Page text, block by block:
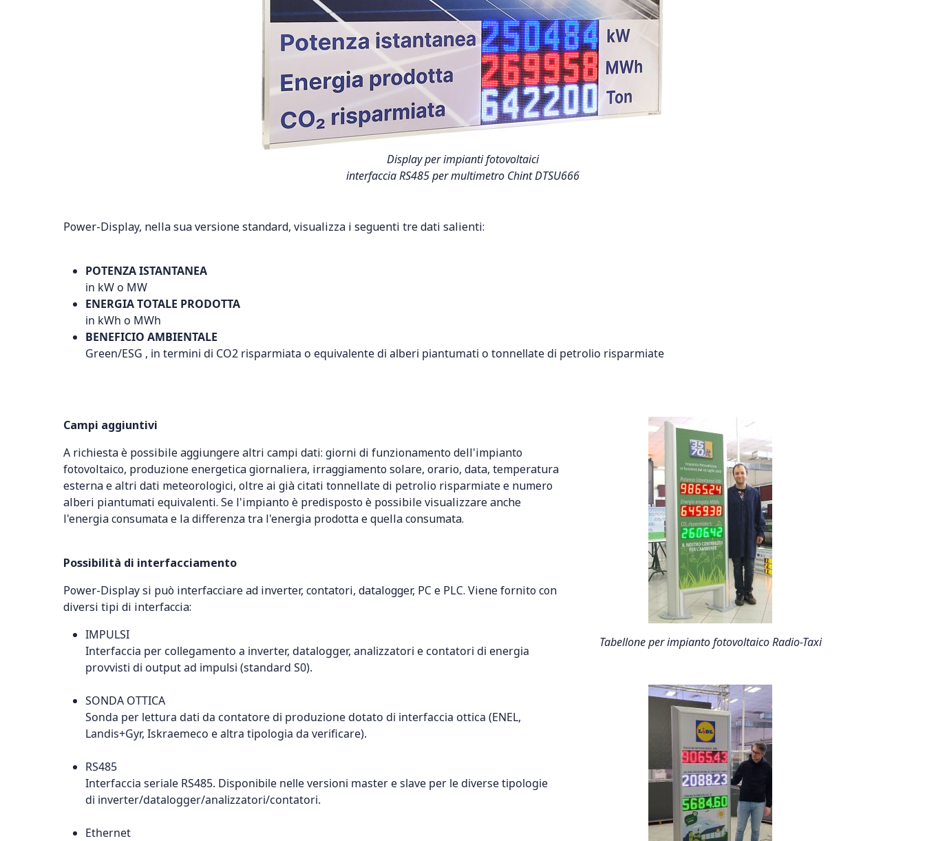
Display per impianti fotovoltaici
interfaccia RS485 per multimetro Chint DTSU666
Power-Display, nella sua versione standard, visualizza i seguenti tre dati salienti:
POTENZA ISTANTANEA
in kW o MW
ENERGIA TOTALE PRODOTTA
in kWh o MWh
BENEFICIO AMBIENTALE
Green/ESG , in termini di CO2 risparmiata o equivalente di alberi piantumati o tonnellate di petrolio risparmiate
Campi aggiuntivi
A richiesta è possibile aggiungere altri campi dati: giorni di funzionamento dell'impianto
fotovoltaico, produzione energetica giornaliera, irraggiamento solare, orario, data, temperatura
esterna e altri dati meteorologici, oltre ai già citati tonnellate di petrolio risparmiate e numero
alberi piantumati equivalenti. Se l'impianto è predisposto è possibile visualizzare anche
l'energia consumata e la differenza tra l'energia prodotta e quella consumata.
Possibilità di interfacciamento
Power-Display si può interfacciare ad inverter, contatori, datalogger, PC e PLC. Viene fornito con
diversi tipi di interfaccia:
IMPULSI
Interfaccia per collegamento a inverter, datalogger, analizzatori e contatori di energia
provvisti di output ad impulsi (standard S0).
SONDA OTTICA
Sonda per lettura dati da contatore di produzione dotato di interfaccia ottica (ENEL,
Landis+Gyr, Iskraemeco e altra tipologia da verificare).
RS485
Interfaccia seriale RS485. Disponibile nelle versioni master e slave per le diverse tipologie
di inverter/datalogger/analizzatori/contatori.
Ethernet
Tabellone per impianto fotovoltaico Radio-Taxi